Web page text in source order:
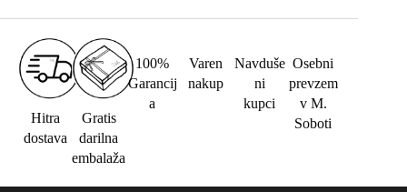
Hitra
dostava
Gratis
darilna
embalaža
100%
Garancij
a
Varen
nakup
Navduše
ni
kupci
Osebni
prevzem
v M.
Soboti